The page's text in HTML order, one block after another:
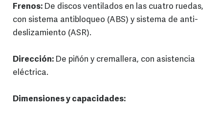
Frenos: De discos ventilados en las cuatro ruedas,
con sistema antibloqueo (ABS) y sistema de anti-
deslizamiento (ASR).
Dirección: De piñón y cremallera, con asistencia
eléctrica.
Dimensiones y capacidades: